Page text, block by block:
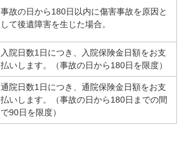
事故の日から180日以内に傷害事故を原因と
して後遺障害を生じた場合。
入院日数1日につき、入院保険金日額をお支
払いします。（事故の日から180日を限度）
通院日数1日につき、通院保険金日額をお支
払いします。（事故の日から180日までの間
で90日を限度）